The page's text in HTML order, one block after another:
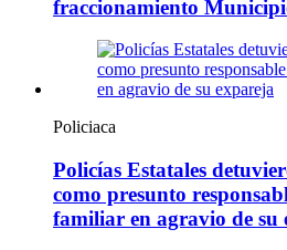
fraccionamiento
Policiaca
Policías Estatales
como presunto
familiar en agravio de su